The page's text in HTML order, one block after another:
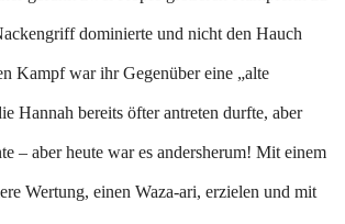
dominierte und nicht den Hauch
Kampf war ihr Gegenüber eine „alte
Hannah bereits öfter antreten durfte, aber
– aber heute war es andersherum! Mit einem
Wertung, einen Waza-ari, erzielen und mit